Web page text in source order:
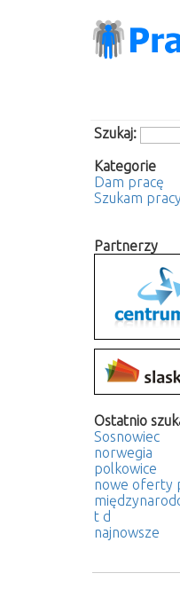
Szukaj:
Kategorie
Dam pracę
Szukam pracy
Partnerzy
Ostatnio
Sosnowiec
norwegia
polkowice
nowe oferty
t d
najnowsze